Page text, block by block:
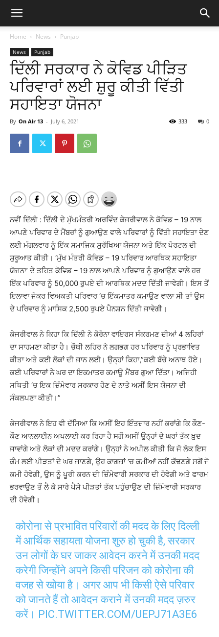
Home News Punjab
News Punjab
ਦਿੱਲੀ ਸਰਕਾਰ ਨੇ ਕੋਵਿਡ ਪੀੜਿਤ
ਪਰਿਵਾਰਾਂ ਲਈ ਸ਼ੁਰੂ ਕੀਤੀ ਵਿੱਤੀ
ਸਹਾਇਤਾ ਯੋਜਨਾ
By On Air 13 - July 6, 2021 0
333
ਨਵੀਂ ਦਿੱਲੀ : ਦਿੱਲੀ ਦੇ ਮੁੱਖਮੰਤਰੀ ਅਰਵਿੰਦ ਕੇਜਰੀਵਾਲ ਨੇ ਕੋਵਿਡ – 19 ਨਾਲ
ਆਪਣੇ ਪਰਿਵਾਰ ਦੇ ਮੈਂਬਰਾਂ ਨੂੰ ਗੁਆਉਣ ਵਾਲੇ ਪਰਿਵਾਰਾਂ ਨੂੰ ਵਿੱਤੀ ਸਹਾਇਤਾ ਦੇਣ
ਲਈ ਮੰਗਲਵਾਰ ਨੂੰ ਇੱਕ ਸਮਾਜਿਕ ਸੁਰੱਖਿਆ ਯੋਜਨਾ ਅਤੇ ਇੱਕ ਪੋਰਟਲ ਦੀ
ਸ਼ੁਰੂਆਤ ਕੀਤੀ। ‘ਮੁੱਖ ਮੰਤਰੀ ਕੋਵਿਡ – 19 ਪਰਿਵਾਰ ਆਰਥਿਕ ਸਹਾਇਤਾ
ਯੋਜਨਾ’ ਦੇ ਤਹਿਤ ਕੋਵਿਡ – 19 ਨਾਲ ਆਪਣੇ ਪਰਿਵਾਰ ਨੂੰ ਗੁਆਉਣ ਵਾਲੇ ਹਰ
ਇੱਕ ਪਰਿਵਾਰ ਨੂੰ 50,000 ਰੁਪਏ ਦੀ ਆਰਥਿਕ ਮਦਦ ਦਿੱਤੀ ਜਾਵੇਗੀ। ਇਸ ਤੋਂ
ਇਲਾਵਾ ਜੇਕਰ ਵਿਅਕਤੀ ਪਰਿਵਾਰ ‘ਚ ਇੱਕਮਾਤਰ ਕਮਾਉਣ ਵਾਲਾ ਸੀ ਤਾਂ ਉਸ
ਦੇ ਪਰਿਵਾਰ ਨੂੰ ਮਾਸਿਕ 2,500 ਰੁਪਏ ਪੈਨਸ਼ਨ ਦਿੱਤੀ ਜਾਵੇਗੀ।
ਕੇਜਰੀਵਾਲ ਨੇ ਕਿਹਾ ਕਿ ਦਿੱਲੀ ਨੇ ਕੋਰੋਨਾ ਵਾਇਰਸ ਸੰਕਰਮਣ ਦੀਆਂ 4 ਲਹਿਰਾਂ
ਦਾ ਸਾਹਮਣਾ ਕੀਤਾ ਹੈ। ਚੌਥੀ ਲਹਿਰ ਨੇ ਲਗਭਗ ਹਰ ਪਰਿਵਾਰ ਨੂੰ ਪ੍ਰਭਾਵਿਤ
ਕੀਤਾ ਅਤੇ ਕਈ ਲੋਕਾਂ ਦੀ ਜਾਨ ਲਈ। ਉਨ੍ਹਾਂ ਕਿਹਾ,”ਕਈ ਬੱਚੇ ਅਨਾਥ ਹੋਏ।
ਕਈ ਪਰਿਵਾਰਾਂ ਨੇ ਘਰ ਦਾ ਇਕਮਾਤਰ ਕਮਾਊ ਮੈਂਬਰ ਗੁਆ ਦਿੱਤਾ। ਅਜਿਹੀ
ਸਥਿਤੀ ‘ਚ ਇਕ ਜ਼ਿੰਮੇਵਾਰ ਸਰਕਾਰ ਹੋਣ ਦੇ ਨਾਤੇ ਅਸੀਂ ਇਸ ਯੋਜਨਾ ਦੀ
ਸੰਕਲਪਣਾ ਕੀਤੀ।”
ਕੇਜਰੀਵਾਲ ਨੇ ਇਹ ਵੀ ਦੱਸਿਆ ਕਿ ਅਸੀਂ ਇਹ ਇੰਤਜ਼ਾਰ ਨਹੀਂ ਕਰਾਂਗੇ ਕਿ ਕੌਣ-
ਕੌਣ ਆਨਲਾਈਨ ਅਪਲਾਈ ਕਰ ਰਿਹਾ ਹੈ ਸਗੋਂ ਅਸੀਂ ਉਨ੍ਹਾਂ ਦੇ ਘਰਾਂ ਤੱਕ ਖ਼ੁਦ
ਜਾਵਾਂਗੇ ਅਤੇ ਲੋਕਾਂ ਦੀ ਮਦਦ ਕਰਾਂਗੇ। ਉਨ੍ਹਾਂ ਨੇ ਅਪੀਲ ਕੀਤੀ ਕਿ ਜੋ ਲੋਕ ਇਸ
ਕੰਮ ਲਈ ਪੀੜਤਾਂ ਦੇ ਘਰ ਜਾਣਗੇ, ਉਹ ਕਾਗਜ਼ਾਂ ‘ਚ ਕਮੀਆਂ ਨਹੀਂ ਕੱਢਣਗੇ ਸਗੋਂ ਜੋ
ਕਮੀ ਹੋਵੇਗੀ, ਉਸ ਨੂੰ ਪੂਰੀ ਕਰਨ ਦੀ ਜ਼ਿੰਮੇਵਾਰੀ ਸਰਕਾਰ ਦੀ ਹੋਵੇਗੀ ਅਤੇ ਫਾਰਮ
ਭਰਵਾਉਣ ਤੋਂ ਲੈ ਕੇ ਸਾਰੇ ਪੈਸੇ ਪੀੜਤਾਂ ਤੱਕ ਪਹੁੰਚਾਉਣ ਦੀ ਜ਼ਿੰਮੇਵਾਰੀ ਸਰਕਾਰ
ਦੀ ਹੋਵੇਗੀ।
कोरोना से प्रभावित परिवारों की मदद के लिए दिल्ली
में आर्थिक सहायता योजना शुरु हो चुकी है, सरकार
उन लोगों के घर जाकर आवेदन करने में उनकी मदद
करेगी जिन्होंने अपने किसी परिजन को कोरोना की
वजह से खोया है। अगर आप भी किसी ऐसे परिवार
को जानते हैं तो आवेदन कराने में उनकी मदद ज़रुर
करें। PIC.TWITTER.COM/UEPJ71A3E6